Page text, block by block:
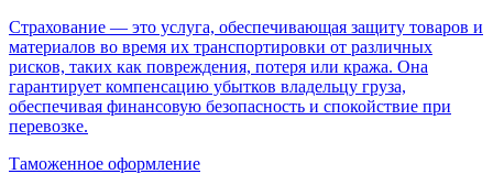
Страхование — это услуга, обеспечивающая защиту товаров и
материалов во время их транспортировки от различных
рисков, таких как повреждения, потеря или кража. Она
гарантирует компенсацию убытков владельцу груза,
обеспечивая финансовую безопасность и спокойствие при
перевозке.
Таможенное оформление